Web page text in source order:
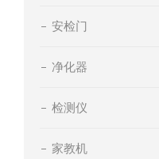
安检门
净化器
检测仪
家教机